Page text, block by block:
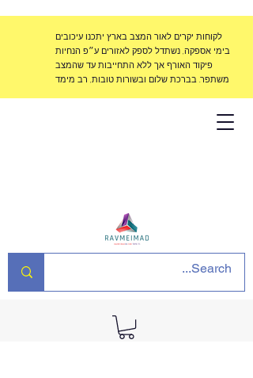
לקוחות יקרים לאור המצב בארץ יתכנו עיכובים
בימי אספקה, נשתדל לספק לאזורים ע״פ הנחיות
פיקוד האורף אך ללא התחייבות עד שהמצב
משתפר. בברכת שלום ובשורות טובות, רב מימד